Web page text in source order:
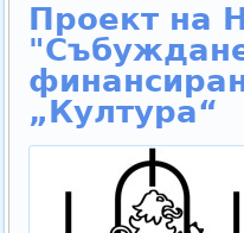
Проект на
„Култура“